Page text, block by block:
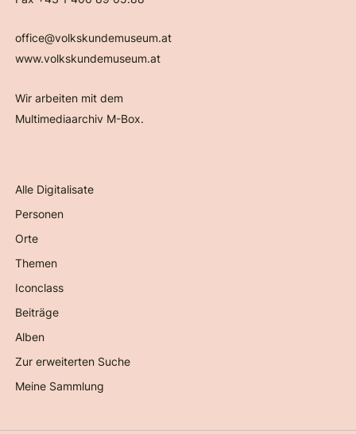
office@volkskundemuseum.at
www.volkskundemuseum.at
Wir arbeiten mit dem
Multimediaarchiv M-Box.
Alle Digitalisate
Personen
Orte
Themen
Iconclass
Beiträge
Alben
Zur erweiterten Suche
Meine Sammlung